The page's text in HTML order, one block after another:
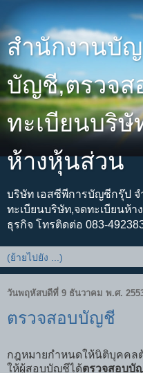
สำนักงานบั
บัญชี,ตรวจ
ทะเบียนบริษั
ห้างหุ้นส่วน
บริษัท เอสซีพีการบัญชีกรุ๊ป
ทะเบียนบริษัท,จดทะเบียนห้
ธุรกิจ โทรติดต่อ 083-
วันพฤหัสบดีที่ 9 ธันวาคม พ.ศ.
ตรวจสอบบัญชี
กฎหมายกำหนดให้นิติบุคคล
ให้ผู้สอบบัญชีได้ตรวจสอบบั